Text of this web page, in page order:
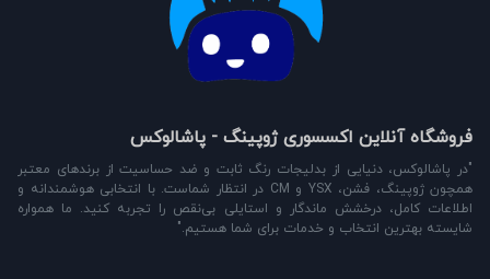
فروشگاه آنلاین اکسسوری ژوپینگ - پاشالوکس
"در پاشالوکس، دنیایی از بدلیجات رنگ ثابت و ضد حساسیت از برندهای معتبر
همچون ژوپینگ، فشن، YSX و CM در انتظار شماست. با انتخابی هوشمندانه و
اطلاعات کامل، درخشش ماندگار و استایلی بی‌نقص را تجربه کنید. ما همواره
شایسته بهترین انتخاب و خدمات برای شما هستیم."